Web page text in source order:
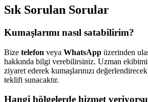
Sık Sorulan Sorular
Kumaşlarımı nasıl satabilirim?
Bize telefon veya WhatsApp üzerinden
hakkında bilgi verebilirsiniz. Uzman
ziyaret ederek kumaşlarınızı
teklifi sunacaktır.
Hangi bölgelerde hizmet